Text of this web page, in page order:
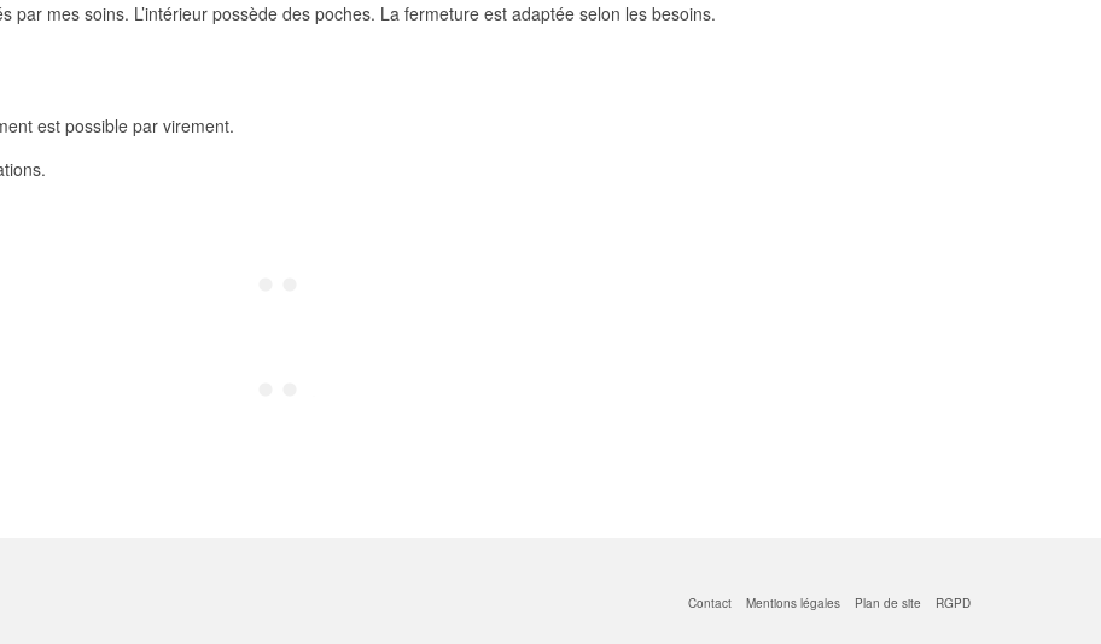
par mes soins. L’intérieur possède des poches. La fermeture est adaptée selon les besoins.
est possible par virement.
Contact Mentions légales Plan de site RGPD